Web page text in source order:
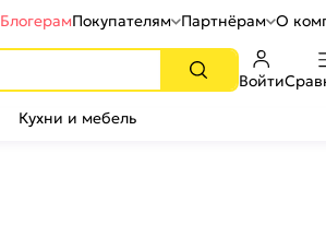
БлогерамПокупателям Партнёрам О
Войти
Кухни и мебель